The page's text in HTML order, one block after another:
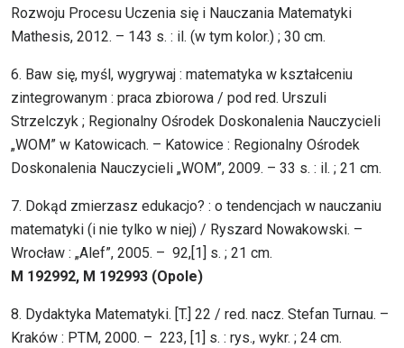
Rozwoju Procesu Uczenia się i Nauczania Matematyki
Mathesis, 2012. – 143 s. : il. (w tym kolor.) ; 30 cm.
6. Baw się, myśl, wygrywaj : matematyka w kształceniu
zintegrowanym : praca zbiorowa / pod red. Urszuli
Strzelczyk ; Regionalny Ośrodek Doskonalenia Nauczycieli
„WOM” w Katowicach. – Katowice : Regionalny Ośrodek
Doskonalenia Nauczycieli „WOM”, 2009. – 33 s. : il. ; 21 cm.
7. Dokąd zmierzasz edukacjo? : o tendencjach w nauczaniu
matematyki (i nie tylko w niej) / Ryszard Nowakowski. –
Wrocław : „Alef”, 2005. – 92,[1] s. ; 21 cm.
M 192992, M 192993 (Opole)
8. Dydaktyka Matematyki. [T.] 22 / red. nacz. Stefan Turnau. –
Kraków : PTM, 2000. – 223, [1] s. : rys., wykr. ; 24 cm.